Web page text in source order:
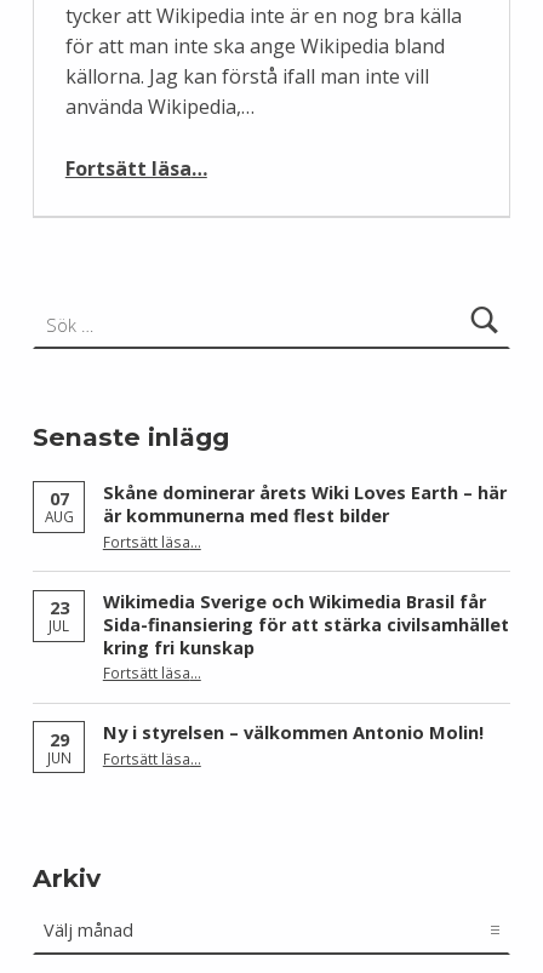
tycker att Wikipedia inte är en nog bra källa
för att man inte ska ange Wikipedia bland
källorna. Jag kan förstå ifall man inte vill
använda Wikipedia,…
Fortsätt läsa…
Senaste inlägg
07
AUG
Skåne dominerar årets Wiki Loves Earth – här
är kommunerna med flest bilder
Fortsätt läsa“Skåne dominerar årets Wiki Loves Earth – här är kommunerna med flest bilder”
…
23
JUL
Wikimedia Sverige och Wikimedia Brasil får
Sida-finansiering för att stärka civilsamhället
kring fri kunskap
Fortsätt läsa“Wikimedia Sverige och Wikimedia Brasil får Sida-finansiering för att stärka civilsamhället kring fri kunskap”
…
29
JUN
Ny i styrelsen – välkommen Antonio Molin!
Fortsätt läsa“Ny i styrelsen – välkommen Antonio Molin!”
…
Arkiv